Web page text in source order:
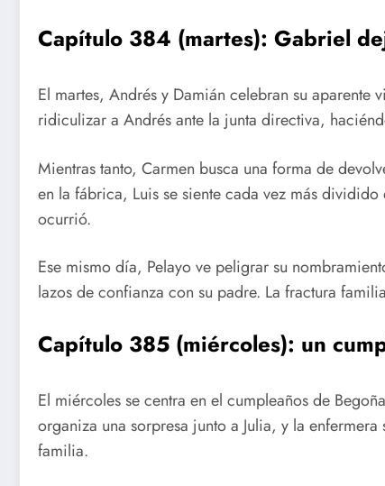
Capítulo 384 (martes): Gabriel
El martes, Andrés y Damián celebran su
ridiculizar a Andrés ante la junta directiva,
Mientras tanto, Carmen busca una forma de
en la fábrica, Luis se siente cada vez más
ocurrió.
Ese mismo día, Pelayo ve peligrar su
lazos de confianza con su padre. La fractura
Capítulo 385 (miércoles): un
El miércoles se centra en el cumpleaños de
organiza una sorpresa junto a Julia, y la
familia.